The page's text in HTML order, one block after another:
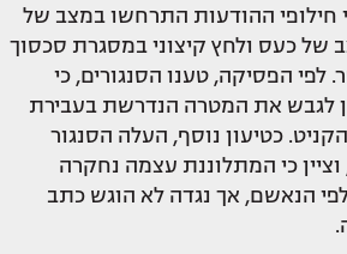
חילופי ההודעות התרחשו במצב של
של כעס ולחץ קיצוני במסגרת סכסוך
לפי הפסיקה, טענו הסנגורים, כי
לגבש את המטרה הנדרשת בעבירת
כטיעון נוסף, העלה הסנגור
כי המתלוננת עצמה נחקרה
הנאשם, אך נגדה לא הוגש כתב